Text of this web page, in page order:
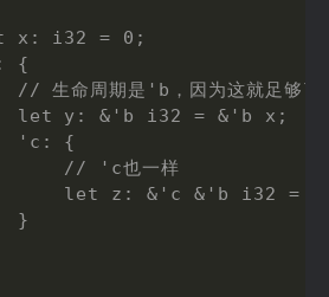
i32 = 0;
{
周期是'b，因为这就足够了
y: &'b i32 = &'b x;
'c: {
// 'c也一样
let z: &'c &'b i32 =
}